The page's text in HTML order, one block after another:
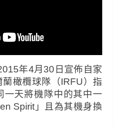
年4月30日宣佈自家
橄欖球隊（IRFU）指
一天將機隊中的其中一
Spirit」且為其機身換